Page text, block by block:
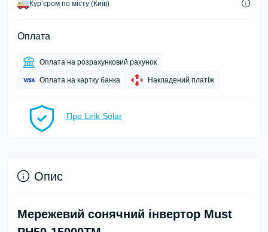
Курʼєром по місту (Київ)
Оплата
Оплата на розрахунковий рахунок
Оплата на картку банка Накладений платіж
Про Lirik Solar
Опис
Мережевий сонячний інвертор Must